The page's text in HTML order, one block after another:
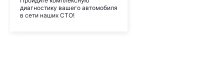
диагностику вашего автомобиля
в сети наших СТО!